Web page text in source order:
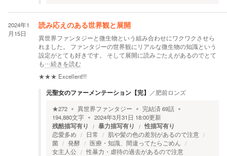
2024年1
月15日
読み応えのある世界観と展開
異世界ファンタジーと微生物という組み合わせにワクワクさせら
れました。 ファンタジーの世界観にリアルな微生物の知識という
設定がとても好きです。 そして展開に読みごたえがあるのでとて
も…続きを読む
★★★ Excellent!!!
元聖女のファーメンテーション【完】 ／肥前ロンズ
★272 異世界ファンタジー 完結済69話
194,880文字 2024年3月31日 18:00更新
残酷描写有り 暴力描写有り 性描写有り
恋愛多め 日常
肌や髪の色の差別があるので注意
菌
発酵
医療・知識、間違ってたらごめん
女主人公
性暴力・虐待の過去があるので注意